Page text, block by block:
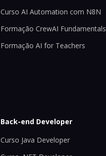
Curso AI Automation com N8N
Formação CrewAI Fundamentals
Formação AI for Teachers
Back-end Developer
Curso Java Developer